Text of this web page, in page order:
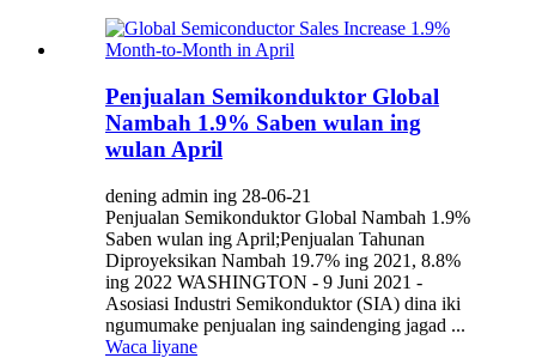
Penjualan Semikonduktor Global
Nambah 1.9% Saben wulan ing
wulan April
dening admin ing 28-06-21
Penjualan Semikonduktor Global Nambah 1.9%
Saben wulan ing April;Penjualan Tahunan
Diproyeksikan Nambah 19.7% ing 2021, 8.8%
ing 2022 WASHINGTON - 9 Juni 2021 -
Asosiasi Industri Semikonduktor (SIA) dina iki
ngumumake penjualan ing saindenging jagad ...
Waca liyane